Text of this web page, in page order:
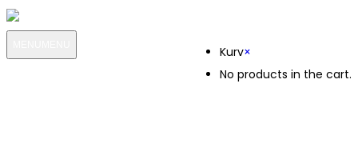
Kurv×
No products in the cart.